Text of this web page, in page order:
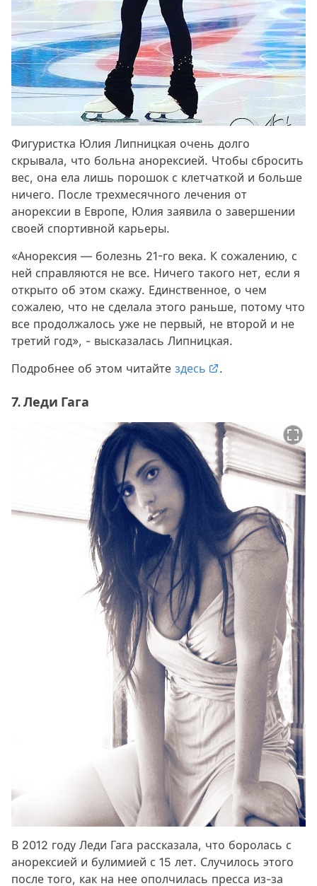
Фигуристка Юлия Липницкая очень долго
скрывала, что больна анорексией. Чтобы сбросить
вес, она ела лишь порошок с клетчаткой и больше
ничего. После трехмесячного лечения от
анорексии в Европе, Юлия заявила о завершении
своей спортивной карьеры.
«Анорексия — болезнь 21-го века. К сожалению, с
ней справляются не все. Ничего такого нет, если я
открыто об этом скажу. Единственное, о чем
сожалею, что не сделала этого раньше, потому что
все продолжалось уже не первый, не второй и не
третий год», - высказалась Липницкая.
Подробнее об этом читайте здесь .
7. Леди Гага
В 2012 году Леди Гага рассказала, что боролась с
анорексией и булимией с 15 лет. Случилось этого
после того, как на нее ополчилась пресса из-за